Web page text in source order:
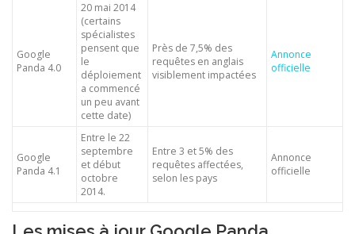
Google
Panda 4.0
20 mai 2014
(certains
spécialistes
pensent que
le
déploiement
a commencé
un peu avant
cette date)
Près de 7,5% des
requêtes en anglais
visiblement impactées
Annonce
officielle
Google
Panda 4.1
Entre le 22
septembre
et début
octobre
2014.
Entre 3 et 5% des
requêtes affectées,
selon les pays
Annonce
officielle